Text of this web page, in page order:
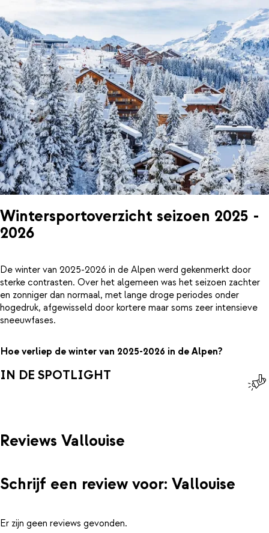
Wintersportoverzicht seizoen 2025 -
2026
De winter van 2025-2026 in de Alpen werd gekenmerkt door
sterke contrasten. Over het algemeen was het seizoen zachter
en zonniger dan normaal, met lange droge periodes onder
hogedruk, afgewisseld door kortere maar soms zeer intensieve
sneeuwfases.
Hoe verliep de winter van 2025-2026 in de Alpen?
IN DE SPOTLIGHT
Reviews Vallouise
Schrijf een review voor: Vallouise
Er zijn geen reviews gevonden.